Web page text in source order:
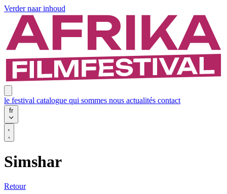
Verder naar inhoud
le festival catalogue qui sommes nous actualités contact
fr
Simshar
Retour